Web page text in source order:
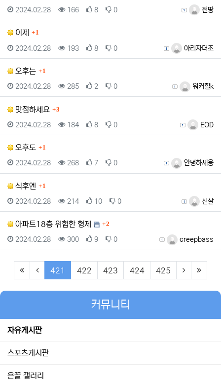
등록자 전땅
등록일
2024.02.28 조회
166 추천
8 비추천
0
이제 댓글
1
등록자 아리자더조
등록일
2024.02.28 조회
193 추천
8 비추천
0
오후는 댓글
1
등록자 워커힐k
등록일
2024.02.28 조회
285 추천
2 비추천
0
맛점하세요 댓글
3
등록자 EOD
등록일
2024.02.28 조회
184 추천
8 비추천
0
오후도 댓글
1
등록자 안녕하세용
등록일
2024.02.28 조회
268 추천
7 비추천
0
식후엔 댓글
1
등록자 신살
등록일
2024.02.28 조회
214 추천
10 비추천
0
아파트18층 위험한 형제 댓글
2
등록자 creepbass
등록일
2024.02.28 조회
300 추천
9 비추천
0
(first)(previous)
421 (current)
422 423 424 425 (next)(last)
커뮤니티
자유게시판
스포츠게시판
은꼴 갤러리